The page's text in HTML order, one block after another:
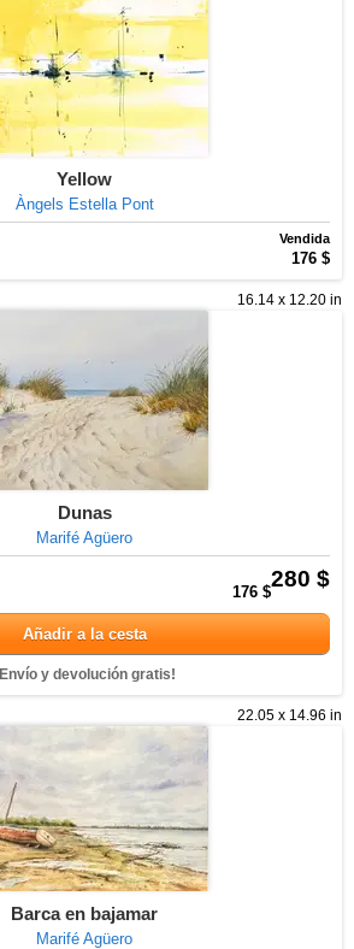
Yellow
Àngels Estella Pont
Vendida
176 $
16.14 x 12.20 in
Dunas
Marifé Agüero
280 $
176 $
Añadir a la cesta
y devolución gratis!
22.05 x 14.96 in
Barca en bajamar
Marifé Agüero